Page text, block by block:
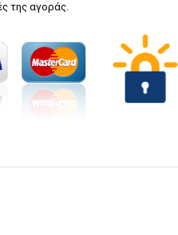
της αγοράς.